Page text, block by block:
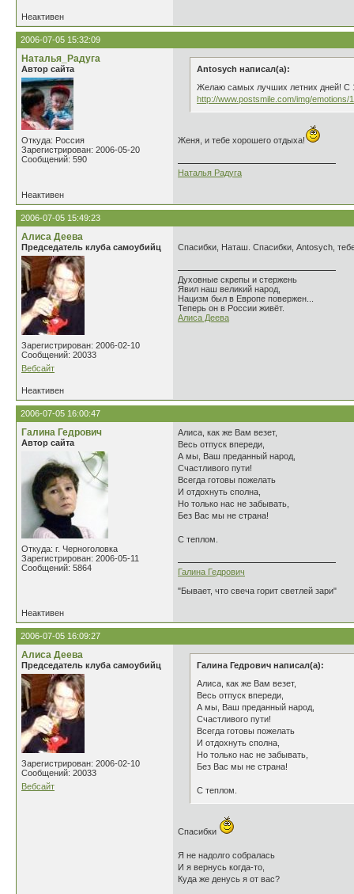
Неактивен
2006-07-05 15:32:09
Наталья_Радуга
Автор сайта
Откуда: Россия
Зарегистрирован: 2006-05-20
Сообщений: 590
Antosych написал(а):
Желаю самых лучших летних дней! С
http://www.postsmile.com/img/emotions/
Женя, и тебе хорошего отдыха!
Наталья Радуга
Неактивен
2006-07-05 15:49:23
Алиса Деева
Председатель клуба самоубийц
Зарегистрирован: 2006-02-10
Сообщений: 20033
Вебсайт
Спасибки, Наташ. Спасибки, Antosych,
Духовные скрепы и стержень
Явил наш великий народ,
Нацизм был в Европе повержен...
Теперь он в России живёт.
Алиса Деева
Неактивен
2006-07-05 16:00:47
Галина Гедрович
Автор сайта
Откуда: г. Черноголовка
Зарегистрирован: 2006-05-11
Сообщений: 5864
Алиса, как же Вам везет,
Весь отпуск впереди,
А мы, Ваш преданный народ,
Счастливого пути!
Всегда готовы пожелать
И отдохнуть сполна,
Но только нас не забывать,
Без Вас мы не страна!
С теплом.
Галина Гедрович
"Бывает, что свеча горит светлей зари"
Неактивен
2006-07-05 16:09:27
Алиса Деева
Председатель клуба самоубийц
Зарегистрирован: 2006-02-10
Сообщений: 20033
Вебсайт
Галина Гедрович написал(а):
Алиса, как же Вам везет,
Весь отпуск впереди,
А мы, Ваш преданный народ,
Счастливого пути!
Всегда готовы пожелать
И отдохнуть сполна,
Но только нас не забывать,
Без Вас мы не страна!
С теплом.
Спасибки
Я не надолго собралась
И я вернусь когда-то,
Куда же денусь я от вас?